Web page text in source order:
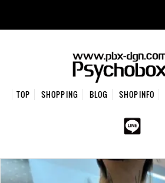
TOP SHOPPING BLOG SHOPINFO